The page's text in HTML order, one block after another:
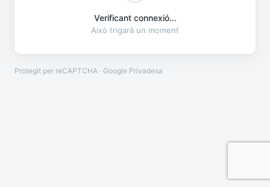
Verificant connexió...
Això trigarà un moment
Protegit per reCAPTCHA · Google Privadesa